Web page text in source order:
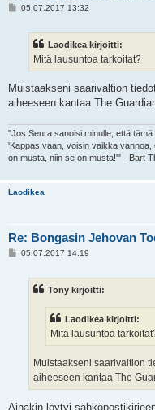
V05.07.2017 13:32
Laodikea kirjoitti:
Mitä lausuntoa tarkoitat?
Muistaakseni saarivaltion
aiheeseen kantaa The
"Jos Seura sanoisi minulle, että
'Kappas vaan, voisin vaikka
on musta, niin se on musta!'" - Bart
Laodikea
Re: Bongasin Jehovan
V05.07.2017 14:19
Tony kirjoitti:
Laodikea kirjoitti:
Mitä lausuntoa
Muistaakseni saarivaltion
aiheeseen kantaa The
Ainakin löytyi